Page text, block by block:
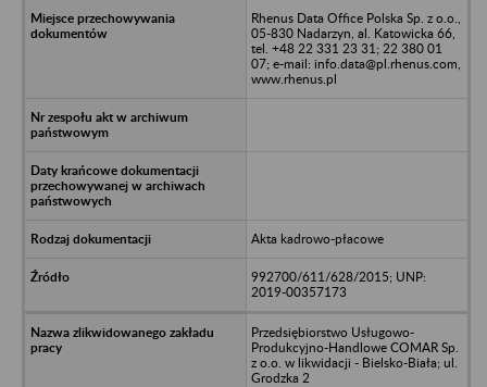
Rhenus Data Office Polska Sp. z o.o.,
05-830 Nadarzyn, al. Katowicka 66,
tel. +48 22 331 23 31; 22 380 01
07; e-mail: info.data@pl.rhenus.com,
www.rhenus.pl
Akta kadrowo-płacowe
992700/611/628/2015; UNP:
2019-00357173
Przedsiębiorstwo Usługowo-
Produkcyjno-Handlowe COMAR Sp.
z o.o. w likwidacji - Bielsko-Biała; ul.
Grodzka 2